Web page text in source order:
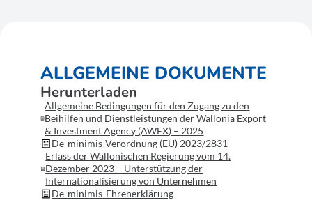
ALLGEMEINE DOKUMENTE
Herunterladen
Allgemeine Bedingungen für den Zugang zu den
Beihilfen und Dienstleistungen der Wallonia Export
& Investment Agency (AWEX) – 2025
De-minimis-Verordnung (EU) 2023/2831
Erlass der Wallonischen Regierung vom 14.
Dezember 2023 – Unterstützung der
Internationalisierung von Unternehmen
De-minimis-Ehrenerklärung